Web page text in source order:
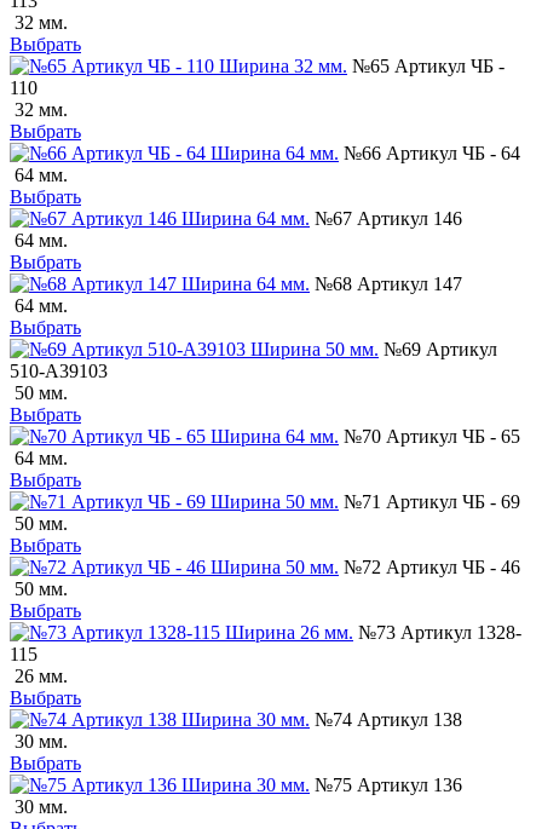
32 мм.
Выбрать
№65 Артикул ЧБ -
110
32 мм.
Выбрать
№66 Артикул ЧБ - 64
64 мм.
Выбрать
№67 Артикул 146
64 мм.
Выбрать
№68 Артикул 147
64 мм.
Выбрать
№69 Артикул
510-А39103
50 мм.
Выбрать
№70 Артикул ЧБ - 65
64 мм.
Выбрать
№71 Артикул ЧБ - 69
50 мм.
Выбрать
№72 Артикул ЧБ - 46
50 мм.
Выбрать
№73 Артикул 1328-
115
26 мм.
Выбрать
№74 Артикул 138
30 мм.
Выбрать
№75 Артикул 136
30 мм.